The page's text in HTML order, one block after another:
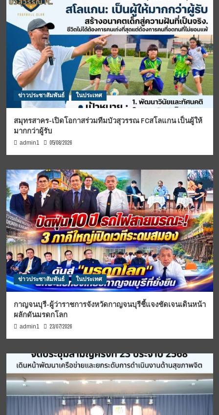
ข่าวประชาสัมพันธ์ ในประเทศ
สมุทรสาคร-เปิดโอกาสร่วมทีมบัวสุวรรณ FCสโลแกน เป็นผู้ให้
มากกว่าผู้รับ
admin1 05/08/2026
ข่าวประชาสัมพันธ์ ในประเทศ
กาญจนบุรี-ผู้ว่าราชการจังหวัดกาญจนบุรีชี้แจงชัดเจนเดินหน้า
ผลักดันมรดกโลก
admin1 23/07/2026